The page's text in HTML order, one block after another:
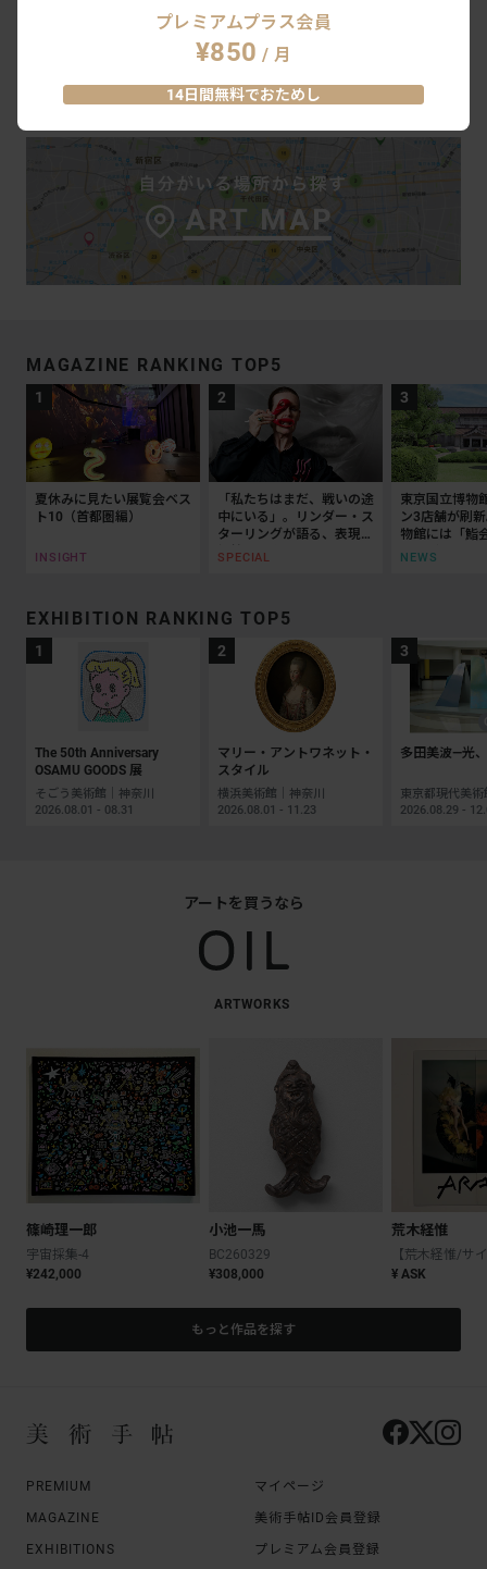
#鵜川真由子 #野口靖子 #石井陽子 #入江泰吉記念奈良市写真美術館
MAGAZINE RANKING TOP5
夏休みに見たい展覧会ベス
ト10（首都圏編）
INSIGHT
「私たちはまだ、戦いの途
中にいる」。リンダー・ス
ターリングが語る、表現と
抵抗の50年
SPECIAL
東京国立博物
ン3店舗が刷
物館には「鮨
乃」がオープ
NEWS
EXHIBITION RANKING TOP5
The 50th Anniversary
OSAMU GOODS 展
そごう美術館｜神奈川
2026.08.01 - 08.31
マリー・アントワネット・
スタイル
横浜美術館｜神奈川
2026.08.01 - 11.23
多田美波―光
2026.08.29 -
アートを買うなら
ARTWORKS
篠崎理一郎
宇宙採集-4
¥242,000
小池一馬
BC260329
¥308,000
荒木経惟
¥ ASK
もっと作品を探す
PREMIUM
MAGAZINE
EXHIBITIONS
マイページ
美術手帖ID会員登録
プレミアム会員登録
プレミアムプラス会員
¥850 / 月
14日間無料でおためし